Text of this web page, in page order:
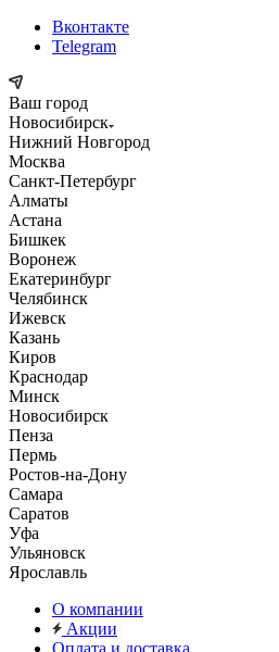
Вконтакте
Telegram
Ваш город
Новосибирск
Нижний Новгород
Москва
Санкт-Петербург
Алматы
Астана
Бишкек
Воронеж
Екатеринбург
Челябинск
Ижевск
Казань
Киров
Краснодар
Минск
Новосибирск
Пенза
Пермь
Ростов-на-Дону
Самара
Саратов
Уфа
Ульяновск
Ярославль
О компании
Акции
Оплата и доставка